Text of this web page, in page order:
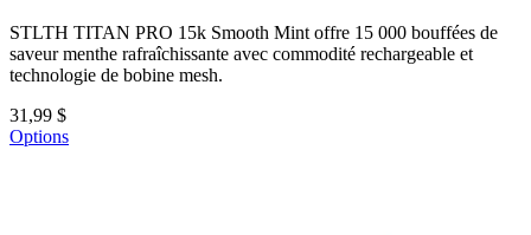
STLTH TITAN PRO 15k Smooth Mint offre 15 000 bouffées de
saveur menthe rafraîchissante avec commodité rechargeable et
technologie de bobine mesh.
31,99 $
Options